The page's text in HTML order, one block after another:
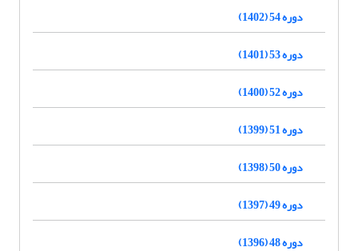
دوره 54 (1402)
دوره 53 (1401)
دوره 52 (1400)
دوره 51 (1399)
دوره 50 (1398)
دوره 49 (1397)
دوره 48 (1396)